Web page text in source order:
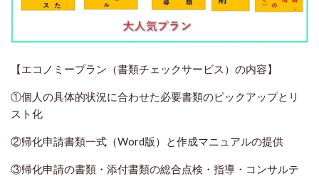
【エコノミープラン（書類チェックサービス）の内容】
①個人の具体的状況に合わせた必要書類のピックアップとリ
スト化
②帰化申請書類一式（Word版）と作成マニュアルの提供
③帰化申請の書類・添付書類の総合点検・指導・コンサルテ